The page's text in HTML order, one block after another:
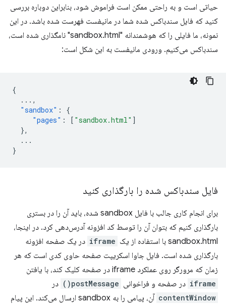
حیاتی است و به راحتی ممکن است فراموش شود، بنابراین دوباره بررسی
کنید که فایل سندباکس شده شما در مانیفست فهرست شده باشد. در این
نمونه، ما فایلی را که هوشمندانه "sandbox.html" نامگذاری شده است،
سندباکس می‌کنیم. ورودی مانیفست به این شکل است:
{
... ,
"sandbox" :
{
"pages" : [ "sandbox.html" ]
},
...
}
فایل سندباکس شده را بارگذاری کنید
برای انجام کاری جالب با فایل sandbox شده، باید آن را در بستری
بارگذاری کنیم که بتوان آن را توسط کد افزونه آدرس‌دهی کرد. در اینجا،
sandbox.html با استفاده از یک
iframe در یک صفحه افزونه
بارگذاری شده است. فایل جاوا اسکریپت صفحه حاوی کدی است که هر
زمان که مرورگر روی عملکرد iframe در صفحه کلیک کند، با یافتن
iframe در صفحه و فراخوانی postMessage() در
contentWindow
آن، پیامی را به sandbox ارسال می‌کند. این پیام